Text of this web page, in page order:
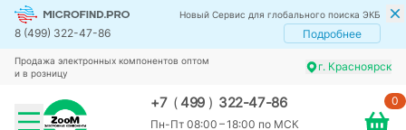
Новый Сервис для глобального поиска ЭКБ
8 (499) 322-47-86 Подробнее
Продажа электронных компонентов оптом
и в розницу
г. Красноярск
+7 (499 ) 322-47-86
Пн-Пт 08:00 – 18:00 по МСК
0